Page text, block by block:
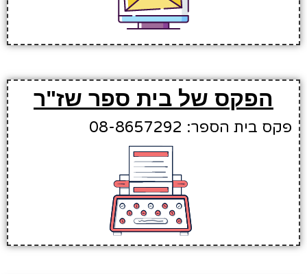
הפקס של בית ספר שז"ר
פקס בית הספר: 08-8657292